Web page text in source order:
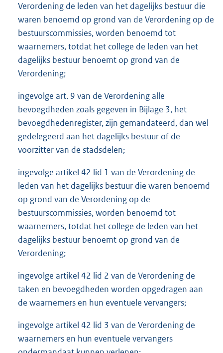
Verordening de leden van het dagelijks bestuur die
waren benoemd op grond van de Verordening op de
bestuurscommissies, worden benoemd tot
waarnemers, totdat het college de leden van het
dagelijks bestuur benoemt op grond van de
Verordening;
ingevolge art. 9 van de Verordening alle
bevoegdheden zoals gegeven in Bijlage 3, het
bevoegdhedenregister, zijn gemandateerd, dan wel
gedelegeerd aan het dagelijks bestuur of de
voorzitter van de stadsdelen;
ingevolge artikel 42 lid 1 van de Verordening de
leden van het dagelijks bestuur die waren benoemd
op grond van de Verordening op de
bestuurscommissies, worden benoemd tot
waarnemers, totdat het college de leden van het
dagelijks bestuur benoemt op grond van de
Verordening;
ingevolge artikel 42 lid 2 van de Verordening de
taken en bevoegdheden worden opgedragen aan
de waarnemers en hun eventuele vervangers;
ingevolge artikel 42 lid 3 van de Verordening de
waarnemers en hun eventuele vervangers